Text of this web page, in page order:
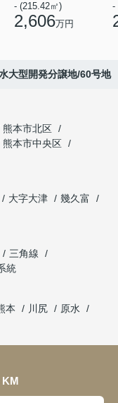
- (215.42㎡)
2,606万円
-
大型開発分譲地/60号地
熊本市北区
熊本市中央区
大字大津
幾久富
三角線
統
本 川尻
原水